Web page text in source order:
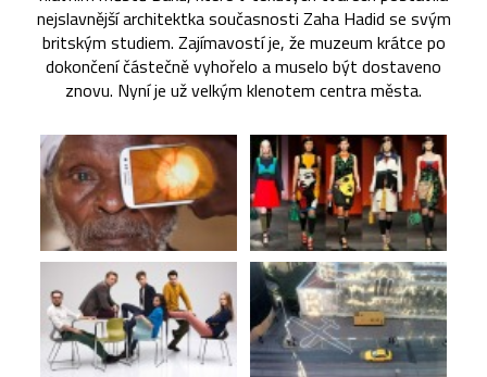
nejslavnější architektka současnosti Zaha Hadid se svým
britským studiem. Zajímavostí je, že muzeum krátce po
dokončení částečně vyhořelo a muselo být dostaveno
znovu. Nyní je už velkým klenotem centra města.